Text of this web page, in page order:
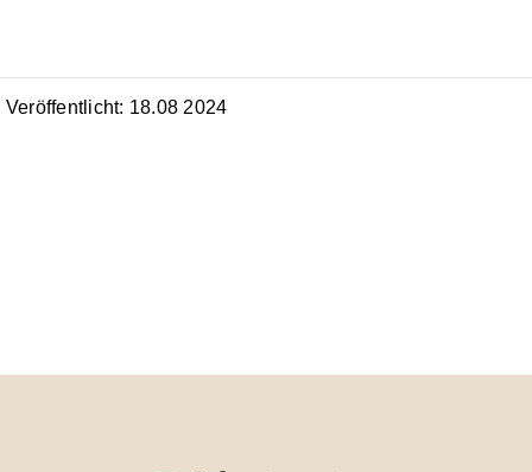
Veröffentlicht: 18.08 2024